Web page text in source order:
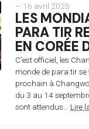
— 16 avril 2025
LES
PARA TIR
EN CORÉE
C’est officiel, les
monde de para tir se
prochain à
du 3 au 14
sont attendus... Lire